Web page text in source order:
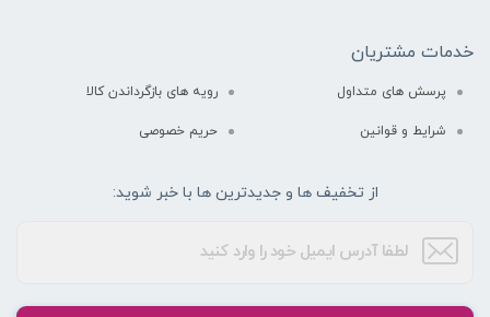
خدمات مشتریان
پرسش های متداول رویه های بازگرداندن کالا
شرایط و قوانین حریم خصوصی
از تخفیف ها و جدیدترین ها با خبر شوید: